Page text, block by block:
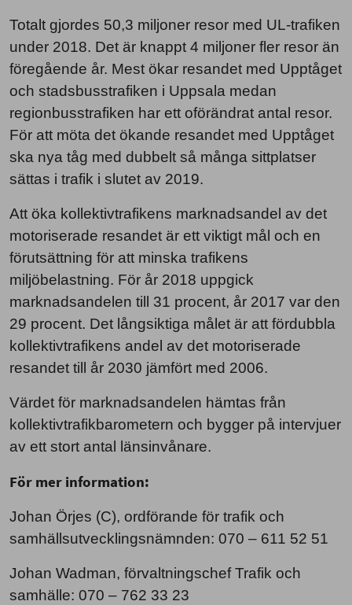
Totalt gjordes 50,3 miljoner resor med UL-trafiken
under 2018. Det är knappt 4 miljoner fler resor än
föregående år. Mest ökar resandet med Upptåget
och stadsbusstrafiken i Uppsala medan
regionbusstrafiken har ett oförändrat antal resor.
För att möta det ökande resandet med Upptåget
ska nya tåg med dubbelt så många sittplatser
sättas i trafik i slutet av 2019.
Att öka kollektivtrafikens marknadsandel av det
motoriserade resandet är ett viktigt mål och en
förutsättning för att minska trafikens
miljöbelastning. För år 2018 uppgick
marknadsandelen till 31 procent, år 2017 var den
29 procent. Det långsiktiga målet är att fördubbla
kollektivtrafikens andel av det motoriserade
resandet till år 2030 jämfört med 2006.
Värdet för marknadsandelen hämtas från
kollektivtrafikbarometern och bygger på intervjuer
av ett stort antal länsinvånare.
För mer information:
Johan Örjes (C), ordförande för trafik och
samhällsutvecklingsnämnden: 070 – 611 52 51
Johan Wadman, förvaltningschef Trafik och
samhälle: 070 – 762 33 23